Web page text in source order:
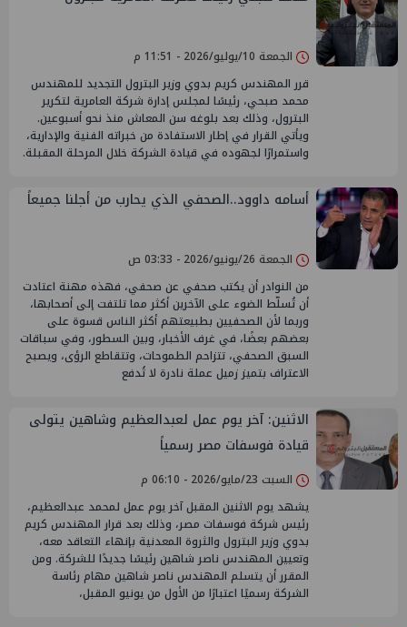
الجمعة 10/يوليو/2026 - 11:51 م
قرر المهندس كريم بدوي وزير البترول التجديد للمهندس
محمد صبحي، رئيسًا لمجلس إدارة شركة العامرية لتكرير
البترول، وذلك بعد بلوغه سن المعاش منذ نحو أسبوعين.
ويأتي القرار في إطار الاستفادة من خبراته الفنية والإدارية،
واستمرارًا لجهوده في قيادة الشركة خلال المرحلة المقبلة.
أسامه داوود..الصحفي الذي يحارب من أجلنا جميعاً
الجمعة 26/يونيو/2026 - 03:33 ص
من النوادر أن يكتب صحفي عن صحفي، فهذه مهنة اعتادت
أن تُسلّط الضوء على الآخرين أكثر مما تلتفت إلى أصحابها،
وربما لأن الصحفيين بطبيعتهم أكثر الناس قسوة على
بعضهم بعضًا، في غرف الأخبار، وبين السطور، وفي سباقات
السبق الصحفي، تتزاحم الطموحات، وتتقاطع الرؤى، ويصبح
الاعتراف بتميز زميل عملة نادرة لا تُدفع
الاثنين: آخر يوم عمل لعبدالعظيم وشاهين يتولى
قيادة فوسفات مصر رسمياً
السبت 23/مايو/2026 - 06:10 م
يشهد يوم الاثنين المقبل آخر يوم عمل لمحمد عبدالعظيم،
رئيس شركة فوسفات مصر، وذلك بعد قرار المهندس كريم
بدوي وزير البترول والثروة المعدنية بإنهاء التعاقد معه،
وتعيين المهندس ناصر شاهين رئيسًا جديدًا للشركة. ومن
المقرر أن يتسلم المهندس ناصر شاهين مهام رئاسة
الشركة رسميًا اعتبارًا من الأول من يونيو المقبل،